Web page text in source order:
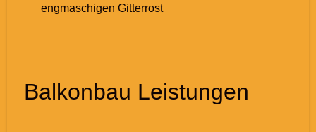
engmaschigen Gitterrost
Balkonbau Leistungen